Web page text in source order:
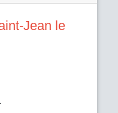
Jean le